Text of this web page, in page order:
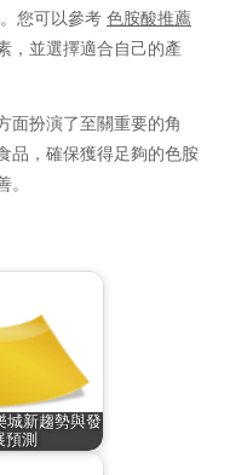
您可以參考 色胺酸推薦
，並選擇適合自己的產
面扮演了至關重要的角
品，確保獲得足夠的色胺
城新趨勢與發
預測